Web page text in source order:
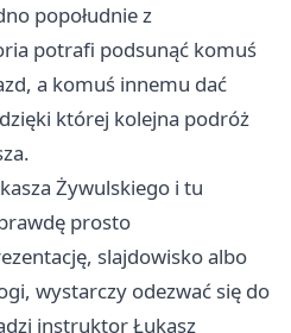
popołudnie z
potrafi podsunąć komuś
a komuś innemu dać
której kolejna podróż
Żywulskiego i tu
prosto
slajdowisko albo
wystarczy odezwać się do
instruktor Łukasz